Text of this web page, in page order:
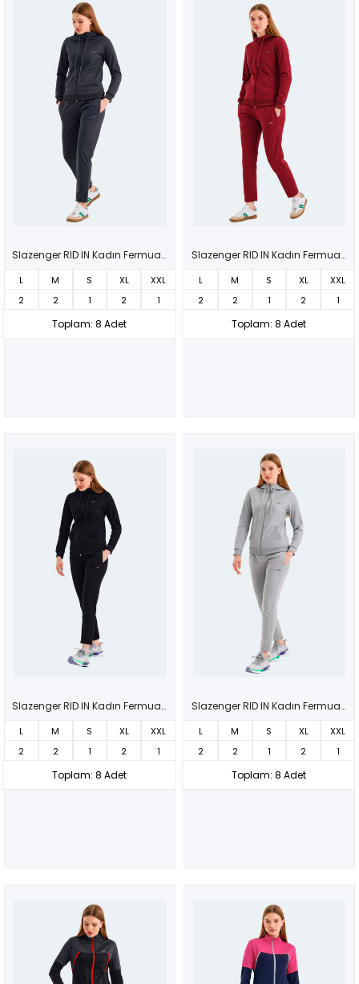
Slazenger RID IN Kadın Fermuarlı Kapüşonlu Cepli Koyu Gri Eşofman Takımı
L M S XL
XXL
2
2 1 2 1
Toplam: 8 Adet
Slazenger RID IN Kadın Fermuarlı Kapüşonlu Cepli Bordo Eşofman Takımı
L M S XL
XXL
2
2 1 2 1
Toplam: 8 Adet
Slazenger RID IN Kadın Fermuarlı Kapüşonlu Cepli Siyah Eşofman Takımı
L M S XL
XXL
2
2 1 2 1
Toplam: 8 Adet
Slazenger RID IN Kadın Fermuarlı Kapüşonlu Cepli Gri Eşofman Takımı
L M S XL
XXL
2
2 1 2 1
Toplam: 8 Adet